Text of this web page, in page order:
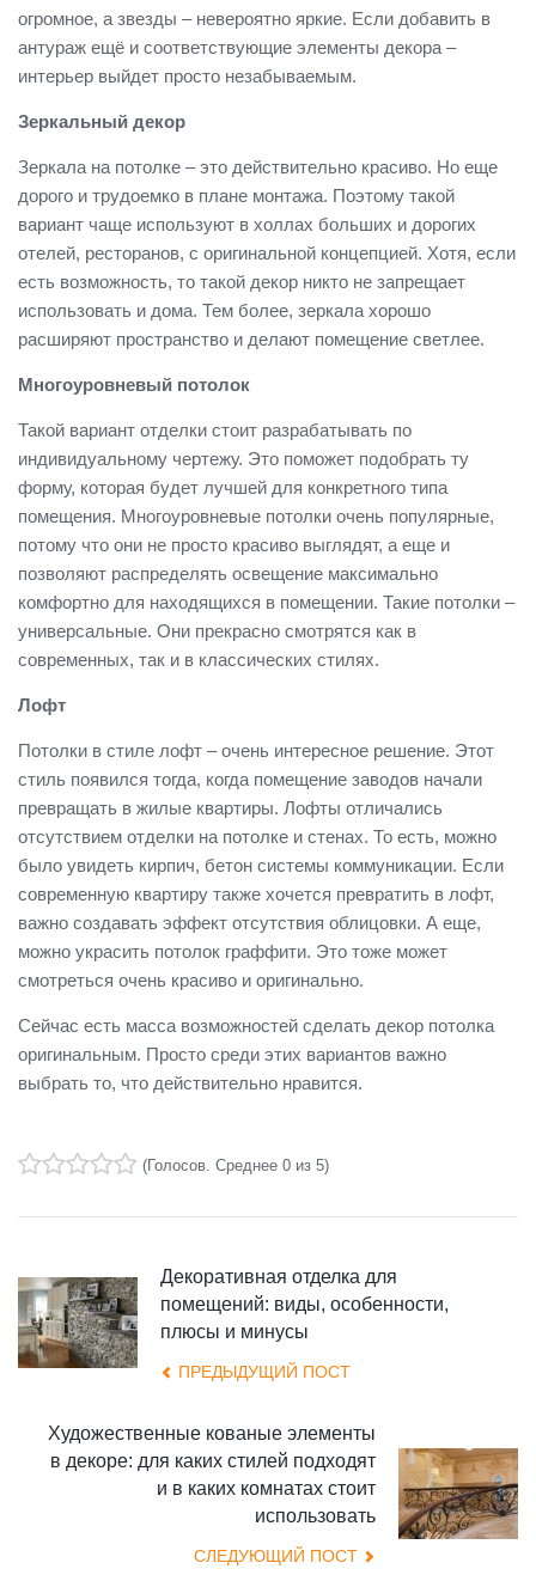
огромное, а звезды – невероятно яркие. Если добавить в
антураж ещё и соответствующие элементы декора –
интерьер выйдет просто незабываемым.
Зеркальный декор
Зеркала на потолке – это действительно красиво. Но еще
дорого и трудоемко в плане монтажа. Поэтому такой
вариант чаще используют в холлах больших и дорогих
отелей, ресторанов, с оригинальной концепцией. Хотя, если
есть возможность, то такой декор никто не запрещает
использовать и дома. Тем более, зеркала хорошо
расширяют пространство и делают помещение светлее.
Многоуровневый потолок
Такой вариант отделки стоит разрабатывать по
индивидуальному чертежу. Это поможет подобрать ту
форму, которая будет лучшей для конкретного типа
помещения. Многоуровневые потолки очень популярные,
потому что они не просто красиво выглядят, а еще и
позволяют распределять освещение максимально
комфортно для находящихся в помещении. Такие потолки –
универсальные. Они прекрасно смотрятся как в
современных, так и в классических стилях.
Лофт
Потолки в стиле лофт – очень интересное решение. Этот
стиль появился тогда, когда помещение заводов начали
превращать в жилые квартиры. Лофты отличались
отсутствием отделки на потолке и стенах. То есть, можно
было увидеть кирпич, бетон системы коммуникации. Если
современную квартиру также хочется превратить в лофт,
важно создавать эффект отсутствия облицовки. А еще,
можно украсить потолок граффити. Это тоже может
смотреться очень красиво и оригинально.
Сейчас есть масса возможностей сделать декор потолка
оригинальным. Просто среди этих вариантов важно
выбрать то, что действительно нравится.
(Голосов. Среднее 0 из 5)
Декоративная отделка для
помещений: виды, особенности,
плюсы и минусы
ПРЕДЫДУЩИЙ ПОСТ
Художественные кованые элементы
в декоре: для каких стилей подходят
и в каких комнатах стоит
использовать
СЛЕДУЮЩИЙ ПОСТ